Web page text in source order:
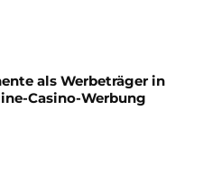
als Werbeträger in
Casino-Werbung